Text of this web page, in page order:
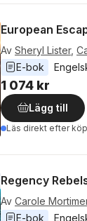
European
Av Sheryl Lister,
E-bok
1 074 kr
Lägg till
Läs direkt efter köp
Regency
Av Carole
E-bok